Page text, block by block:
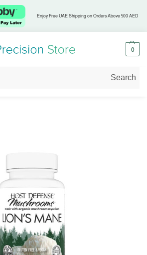
Enjoy Free UAE Shipping on Orders Above 500 AED
0
الرئيسية /